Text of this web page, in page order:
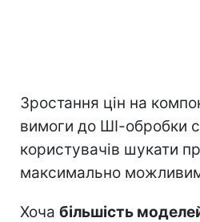
Зростання цін на
вимоги до ШІ-обробки
користувачів шукати
максимально
Хоча більшість